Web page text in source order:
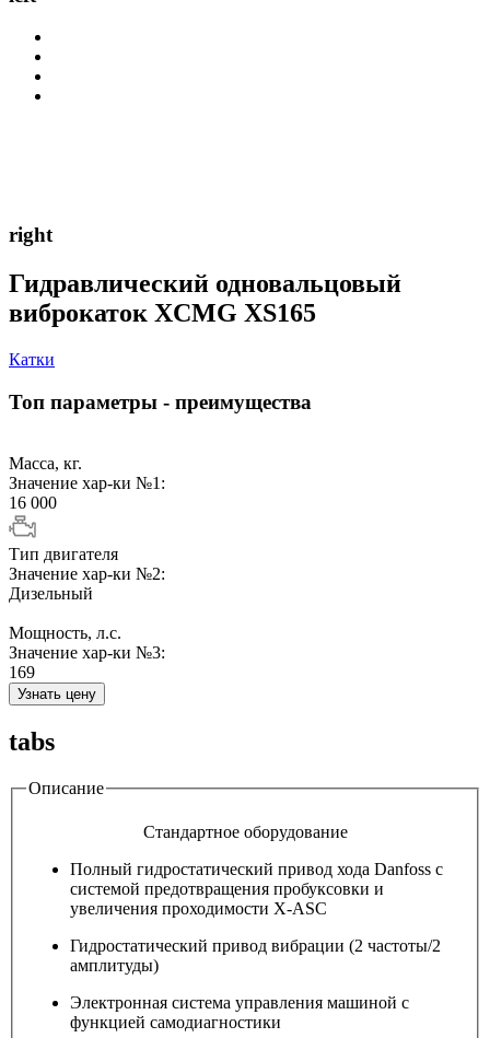
right
Гидравлический одновальцовый
виброкаток XCMG XS165
Катки
Топ параметры - преимущества
Масса, кг.
Значение хар-ки №1:
16 000
Тип двигателя
Значение хар-ки №2:
Дизельный
Мощность, л.с.
Значение хар-ки №3:
169
Узнать цену
tabs
Описание
Стандартное оборудование
Полный гидростатический привод хода Danfoss с
системой предотвращения пробуксовки и
увеличения проходимости X-ASC
Гидростатический привод вибрации (2 частоты/2
амплитуды)
Электронная система управления машиной с
функцией самодиагностики